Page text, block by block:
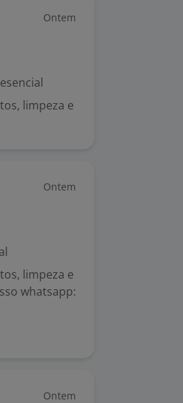
Ontem
limpeza e
Ontem
limpeza e
whatsapp:
Ontem